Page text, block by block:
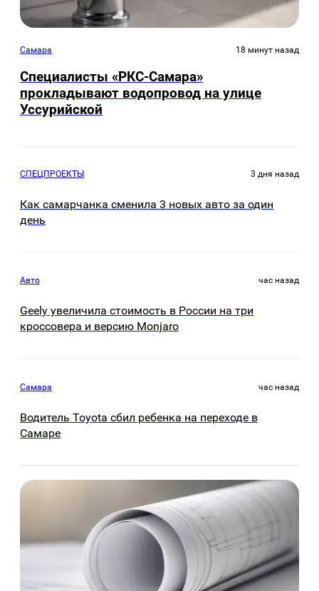
Самара 18 минут назад
Специалисты «РКС-Самара»
прокладывают водопровод на улице
Уссурийской
СПЕЦПРОЕКТЫ 3 дня назад
Как самарчанка сменила 3 новых авто за один
день
Авто час назад
Geely увеличила стоимость в России на три
кроссовера и версию Monjaro
Самара час назад
Водитель Toyota сбил ребенка на переходе в
Самаре